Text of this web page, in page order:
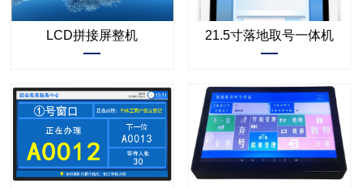
LCD拼接屏整机 21.5寸落地取号一体机